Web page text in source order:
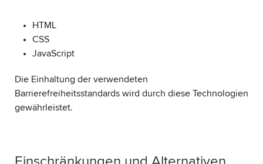
HTML
CSS
JavaScript
Die Einhaltung der verwendeten
Barrierefreiheitsstandards wird durch diese Technologien
gewährleistet.